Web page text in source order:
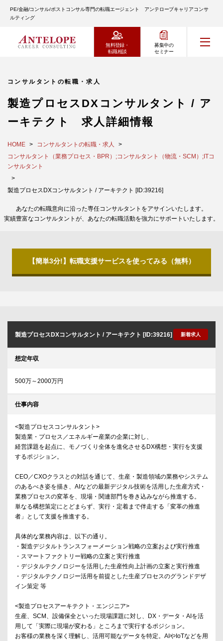
PE/金融/コンサル/ポストコンサル専門の転職エージェント アンテロープキャリアコンサ
ルティング
無料登録・
転職相談
募集中の
セミナー
コンサルタントの転職・求人
製造プロセスDXコンサルタント / ア
ーキテクト 求人詳細情報
HOME
コンサルタントの転職・求人
コンサルタント（業務プロセス・BPR）;コンサルタント（物流・SCM）;ITコ
ンサルタント
製造プロセスDXコンサルタント / アーキテクト [ID:39216]
あなたの転職意向に沿った専任コンサルタントをアサインいたします。
実績豊富なコンサルタントが、あなたの転職活動を強力にサポートいたします。
【簡単3分!】転職支援サービスを使ってみる（無料）
製造プロセスDXコンサルタント / アーキテクト [ID:39216] 新着求人
想定年収
500万～2000万円
仕事内容
<製造プロセスコンサルタント>
製造業・プロセス／エネルギー産業の企業に対し、
経営課題を起点に、モノづくり全体を進化させるDX構想・実行を支援
するポジション。
CEO／CXOクラスとの対話を通じて、生産・製造領域の業務やシステム
のあるべき姿を描き、AIなどの最新デジタル技術を活用した生産方式・
業務プロセスの変革を、現場・関連部門を巻き込みながら推進する。
単なる構想策定にとどまらず、実行・定着まで伴走する「変革の推進
者」として支援を推進する。
具体的な業務内容は、以下の通り。
・製造デジタルトランスフォーメーション戦略の立案および実行推進
・スマートファクトリー戦略の立案と実行推進
・デジタルテクノロジーを活用した生産性向上計画の立案と実行推進
・デジタルテクノロジー活用を前提とした生産プロセスのグランドデザ
イン策定 等
<製造プロセスアーキテクト・エンジニア>
生産、SCM、設備保全といった現場課題に対し、DX・データ・AIを活
用して「実際に現場が変わる」ところまで実行するポジション。
お客様の業務を深く理解し、活用可能なデータを特定。AIやIoTなどを用